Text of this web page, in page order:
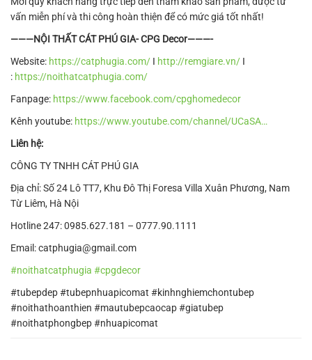
vấn miễn phí và thi công hoàn thiện để có mức giá tốt nhất!
———NỘI THẤT CÁT PHÚ GIA- CPG Decor———-
Website: https://catphugia.com/ I http://remgiare.vn/ I
: https://noithatcatphugia.com/
Fanpage: https://www.facebook.com/cpghomedecor
Kênh youtube: https://www.youtube.com/channel/UCaSA…
Liên hệ:
CÔNG TY TNHH CÁT PHÚ GIA
Địa chỉ: Số 24 Lô TT7, Khu Đô Thị Foresa Villa Xuân Phương, Nam
Từ Liêm, Hà Nội
Hotline 247: 0985.627.181 – 0777.90.1111
Email: catphugia@gmail.com
#noithatcatphugia #cpgdecor
#tubepdep #tubepnhuapicomat #kinhnghiemchontubep
#noithathoanthien #mautubepcaocap #giatubep
#noithatphongbep #nhuapicomat